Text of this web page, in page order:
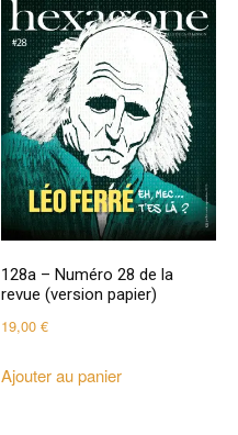
128a – Numéro 28 de la
revue (version papier)
19,00€
Ajouter au panier